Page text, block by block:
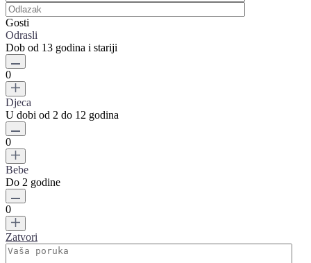
Gosti
Odrasli
Dob od 13 godina i stariji
0
Djeca
U dobi od 2 do 12 godina
0
Bebe
Do 2 godine
0
Zatvori